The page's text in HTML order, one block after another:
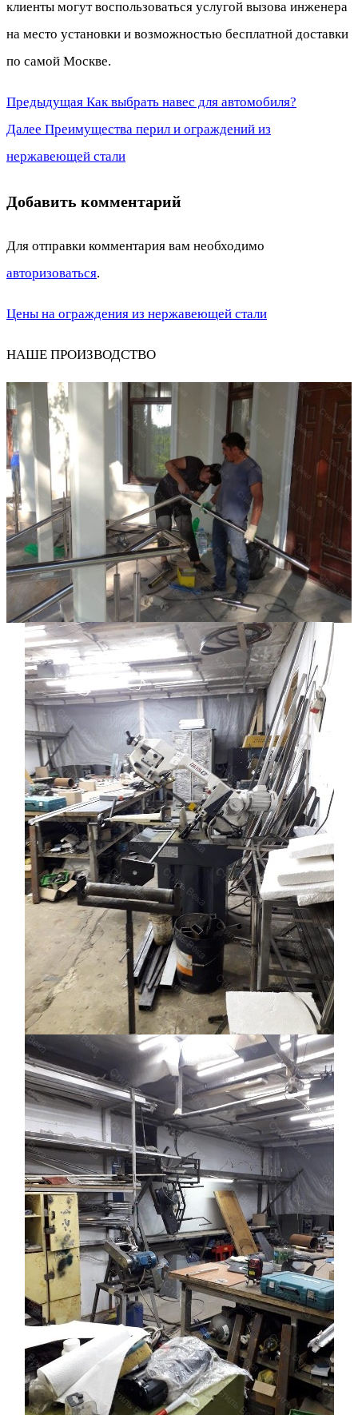
клиенты могут воспользоваться услугой вызова инженера
на место установки и возможностью бесплатной доставки
по самой Москве.
Навигация
по
Предыдущая Предыдущая
запись:
Как выбрать навес для автомобиля?
Далее Следующая
запись:
Преимущества перил и ограждений из
нержавеющей стали
Добавить комментарий
Для отправки комментария вам необходимо
авторизоваться.
Цены на ограждения из нержавеющей стали
НАШЕ ПРОИЗВОДСТВО